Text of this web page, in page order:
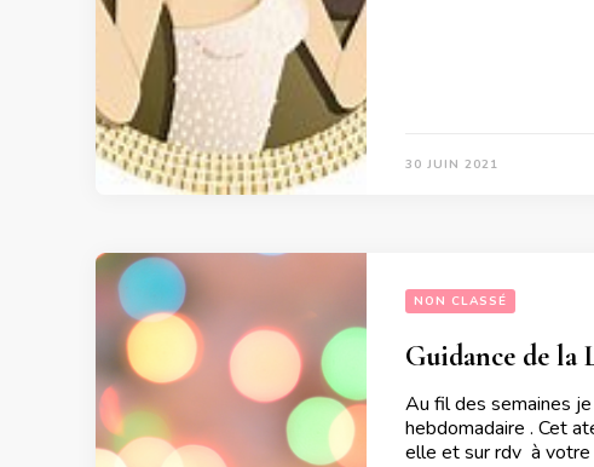
30 JUIN 2021
NON CLASSÉ
Guidance de la
Au fil des semaines
hebdomadaire . Cet
elle et sur rdv à votre